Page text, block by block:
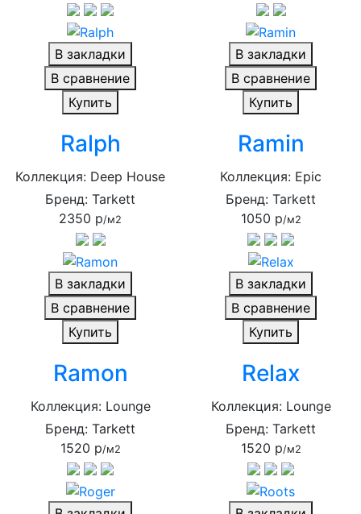
В закладки
В сравнение
Купить
Ralph
Коллекция: Deep House
Бренд: Tarkett
2350 р/м2
В закладки
В сравнение
Купить
Ramin
Коллекция: Epic
Бренд: Tarkett
1050 р/м2
В закладки
В сравнение
Купить
Ramon
Коллекция: Lounge
Бренд: Tarkett
1520 р/м2
В закладки
В сравнение
Купить
Relax
Коллекция: Lounge
Бренд: Tarkett
1520 р/м2